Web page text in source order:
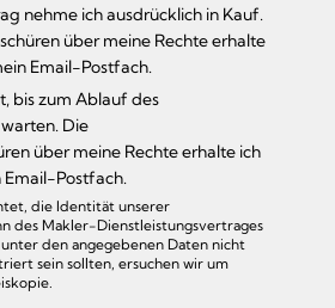
nehme ich ausdrücklich in Kauf.
über meine Rechte erhalte
Email-Postfach.
bis zum Ablauf des
Die
über meine Rechte erhalte ich
Postfach.
die Identität unserer
des Makler-Dienstleistungsvertrages
den angegebenen Daten nicht
sein sollten, ersuchen wir um